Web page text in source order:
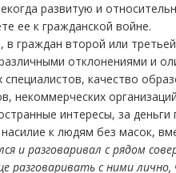
развитую и
ее к гражданской войне.
граждан второй или
отклонениями и
специалистов, качество
некоммерческих
интересы, за деньги
к людям без масок,
и разговаривал с рядом
разговаривать с ними